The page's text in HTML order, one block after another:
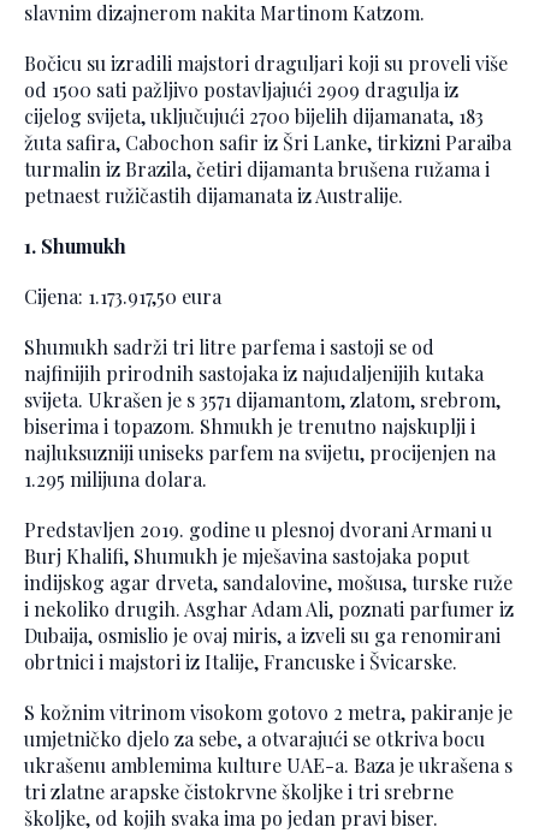
slavnim dizajnerom nakita Martinom Katzom.
Bočicu su izradili majstori draguljari koji su proveli više
od 1500 sati pažljivo postavljajući 2909 dragulja iz
cijelog svijeta, uključujući 2700 bijelih dijamanata, 183
žuta safira, Cabochon safir iz Šri Lanke, tirkizni Paraiba
turmalin iz Brazila, četiri dijamanta brušena ružama i
petnaest ružičastih dijamanata iz Australije.
1. Shumukh
Cijena: 1.173.917,50 eura
Shumukh sadrži tri litre parfema i sastoji se od
najfinijih prirodnih sastojaka iz najudaljenijih kutaka
svijeta. Ukrašen je s 3571 dijamantom, zlatom, srebrom,
biserima i topazom. Shmukh je trenutno najskuplji i
najluksuzniji uniseks parfem na svijetu, procijenjen na
1.295 milijuna dolara.
Predstavljen 2019. godine u plesnoj dvorani Armani u
Burj Khalifi, Shumukh je mješavina sastojaka poput
indijskog agar drveta, sandalovine, mošusa, turske ruže
i nekoliko drugih. Asghar Adam Ali, poznati parfumer iz
Dubaija, osmislio je ovaj miris, a izveli su ga renomirani
obrtnici i majstori iz Italije, Francuske i Švicarske.
S kožnim vitrinom visokom gotovo 2 metra, pakiranje je
umjetničko djelo za sebe, a otvarajući se otkriva bocu
ukrašenu amblemima kulture UAE-a. Baza je ukrašena s
tri zlatne arapske čistokrvne školjke i tri srebrne
školjke, od kojih svaka ima po jedan pravi biser.